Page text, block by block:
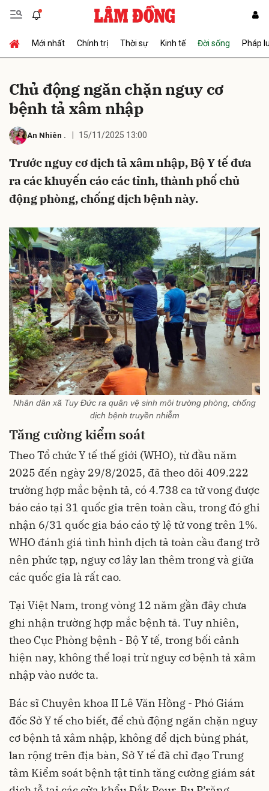
Mới nhất Chính trị Thời sự Kinh tế Đời sống Pháp
Chủ động ngăn chặn nguy cơ
bệnh tả xâm nhập
An Nhiên . 15/11/2025 13:00
Trước nguy cơ dịch tả xâm nhập, Bộ Y tế đưa
ra các khuyến cáo các tỉnh, thành phố chủ
động phòng, chống dịch bệnh này.
Nhân dân xã Tuy Đức ra quân vệ sinh môi trường phòng, chống
dịch bệnh truyền nhiễm
Tăng cường kiểm soát
Theo Tổ chức Y tế thế giới (WHO), từ đầu năm
2025 đến ngày 29/8/2025, đã theo dõi 409.222
trường hợp mắc bệnh tả, có 4.738 ca tử vong được
báo cáo tại 31 quốc gia trên toàn cầu, trong đó ghi
nhận 6/31 quốc gia báo cáo tỷ lệ tử vong trên 1%.
WHO đánh giá tình hình dịch tả toàn cầu đang trở
nên phức tạp, nguy cơ lây lan thêm trong và giữa
các quốc gia là rất cao.
Tại Việt Nam, trong vòng 12 năm gần đây chưa
ghi nhận trường hợp mắc bệnh tả. Tuy nhiên,
theo Cục Phòng bệnh - Bộ Y tế, trong bối cảnh
hiện nay, không thể loại trừ nguy cơ bệnh tả xâm
nhập vào nước ta.
Bác sĩ Chuyên khoa II Lê Văn Hồng - Phó Giám
đốc Sở Y tế cho biết, để chủ động ngăn chặn nguy
cơ bệnh tả xâm nhập, không để dịch bùng phát,
lan rộng trên địa bàn, Sở Y tế đã chỉ đạo Trung
tâm Kiểm soát bệnh tật tỉnh tăng cường giám sát
Gửi bình luận
Hủy Gửi